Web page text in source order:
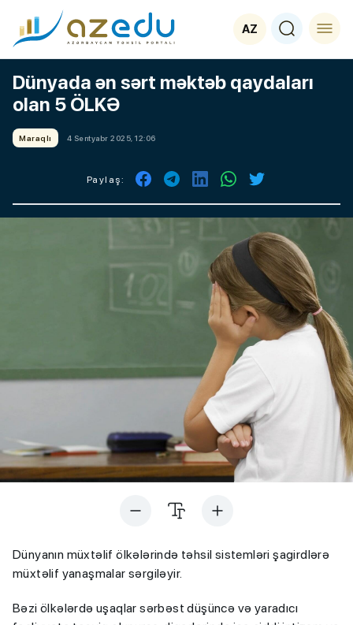
AZ
Dünyada ən sərt məktəb qaydaları
olan 5 ÖLKƏ
Maraqlı 4 Sentyabr 2025, 12:06
Paylaş:
Dünyanın müxtəlif ölkələrində təhsil sistemləri şagirdlərə
müxtəlif yanaşmalar sərgiləyir.
Bəzi ölkələrdə uşaqlar sərbəst düşüncə və yaradıcı